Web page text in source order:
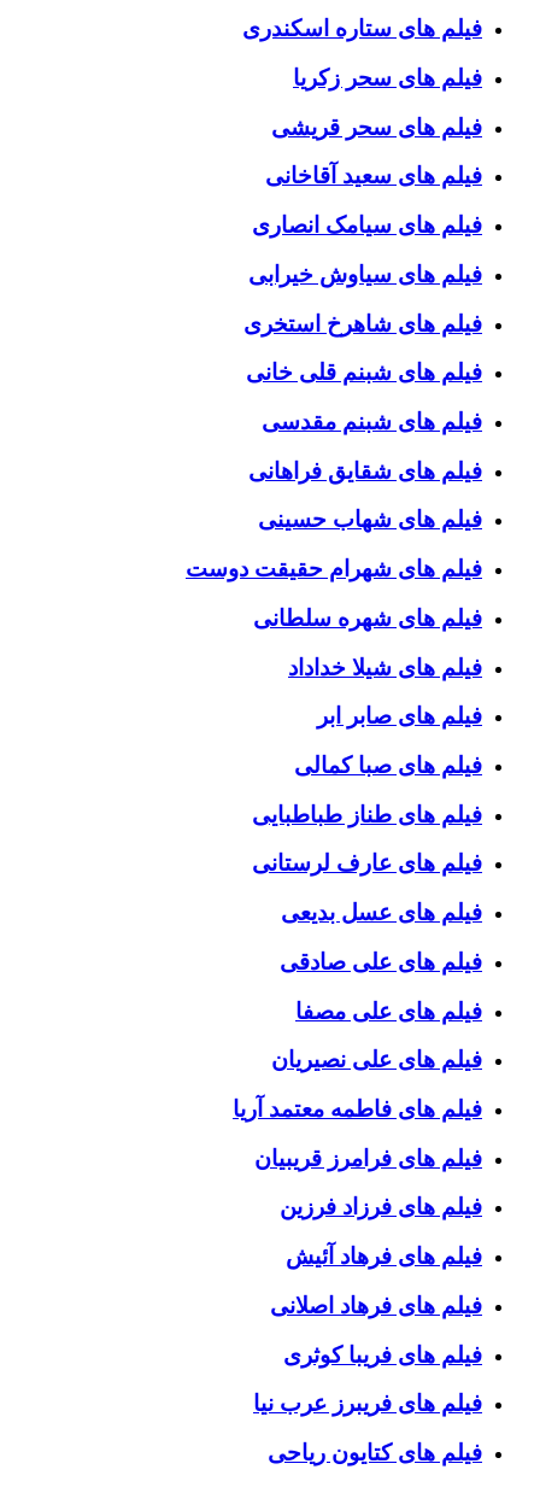
فیلم های ستاره اسکندری
فیلم های سحر زکریا
فیلم های سحر قریشی
فیلم های سعید آقاخانی
فیلم های سیامک انصاری
فیلم های سیاوش خیرابی
فیلم های شاهرخ استخری
فیلم های شبنم قلی خانی
فیلم های شبنم مقدسی
فیلم های شقایق فراهانی
فیلم های شهاب حسینی
فیلم های شهرام حقیقت دوست
فیلم های شهره سلطانی
فیلم های شیلا خداداد
فیلم های صابر ابر
فیلم های صبا کمالی
فیلم های طناز طباطبایی
فیلم های عارف لرستانی
فیلم های عسل بدیعی
فیلم های علی صادقی
فیلم های علی مصفا
فیلم های علی نصیریان
فیلم های فاطمه معتمد آریا
فیلم های فرامرز قریبیان
فیلم های فرزاد فرزین
فیلم های فرهاد آئیش
فیلم های فرهاد اصلانی
فیلم های فریبا کوثری
فیلم های فریبرز عرب نیا
فیلم های کتایون ریاحی